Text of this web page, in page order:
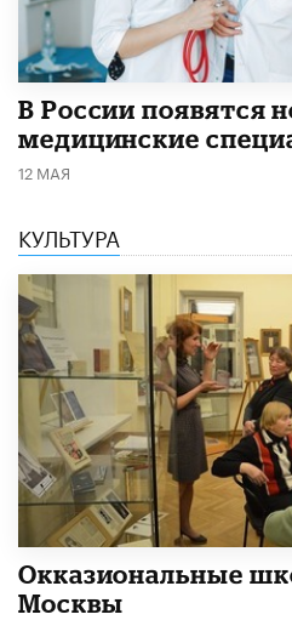
В России появятся
медицинские
12 МАЯ
КУЛЬТУРА
​Окказиональные
Москвы